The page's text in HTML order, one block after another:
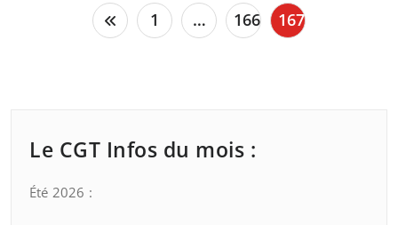
Pagination
1 … 166 167
Le CGT Infos du mois :
Été 2026 :